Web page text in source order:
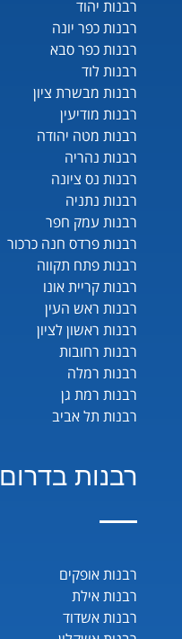
רבנות יהוד
רבנות כפר יונה
רבנות כפר סבא
רבנות לוד
רבנות מבשרת ציון
רבנות מודיעין
רבנות מטה יהודה
רבנות נהריה
רבנות נס ציונה
רבנות נתניה
רבנות עמק חפר
רבנות פרדס חנה כרכור
רבנות פתח תקווה
רבנות קריית אונו
רבנות ראש העין
רבנות ראשון לציון
רבנות רחובות
רבנות רמלה
רבנות רמת גן
רבנות תל אביב
רבנות בדרום
רבנות אופקים
רבנות אילת
רבנות אשדוד